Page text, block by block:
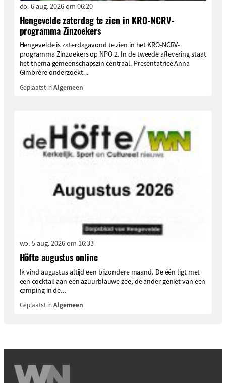
do. 6 aug. 2026 om 06:20
Hengevelde zaterdag te zien in KRO-NCRV-
programma Zinzoekers
Hengevelde is zaterdagavond te zien in het KRO-NCRV-
programma Zinzoekers op NPO 2. In de tweede aflevering staat
het thema gemeenschapszin centraal. Presentatrice Anna
Gimbrère onderzoekt...
Geplaatst inAlgemeen
wo. 5 aug. 2026 om 16:33
Höfte augustus online
Ik vind augustus altijd een bijzondere maand. De één ligt met
een cocktail aan een azuurblauwe zee, de ander geniet van een
camping in de...
Geplaatst inAlgemeen